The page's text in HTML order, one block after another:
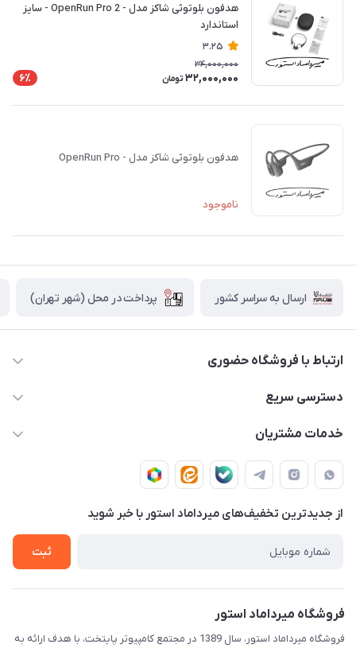
هدفون بلوتوثی شاکز مدل - OpenRun Pro 2 - سایز
استاندارد
3.25
34,000,000
32,000,000 تومان 6٪
هدفون بلوتوثی شاکز مدل - OpenRun Pro
ناموجود
ارسال به سراسر کشور پرداخت در محل (شهر تهران)
ارتباط با فروشگاه حضوری
02188874370 - 02188874371
پایتخت - طبقه اول - واحد 172
دسترسی سریع
صـفـحـه اصـلـی
دربـاره مـیـردامـاد اسـتـور
خدمات مشتریان
قـوانـیـن و مـقـررات
روش هـای پـرداخـت
تـیـکـت بـه پـشـتـیـبـانـی
از جدید‌ترین تخفیف‌های میرداماد استور با‌ خبر شوید
ثبت
فروشگاه میرداماد استور
فروشگاه میرداماد استور، سال 1389 در مجتمع کامپیوتر پایتخت، با هدف ارائه به